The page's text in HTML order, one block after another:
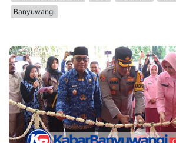
Banyuwangi